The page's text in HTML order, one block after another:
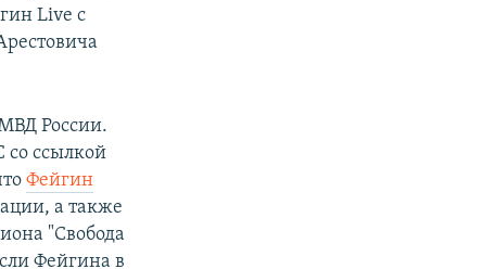
Live с
России.
со ссылкой
Фейгин
а также
"Свобода
Фейгина в